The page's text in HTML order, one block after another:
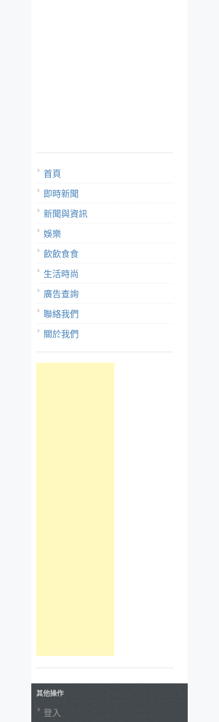
首頁
即時新聞
新聞與資訊
娛樂
飲飲食食
生活時尚
廣告查詢
聯絡我們
關於我們
其他操作
登入